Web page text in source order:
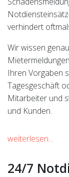
verhindert
Wir wissen
Ihren Vorgaben
Tagesgeschäft
Mitarbeiter und
und Kunden.
weiterlesen...
24/7